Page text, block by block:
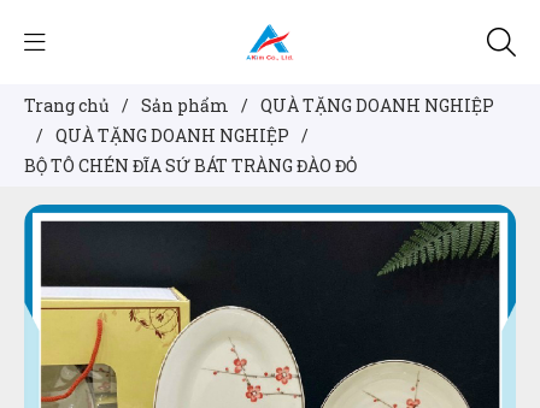
Trang chủ / Sản phẩm / QUÀ TẶNG DOANH NGHIỆP
/ QUÀ TẶNG DOANH NGHIỆP /
BỘ TÔ CHÉN ĐĨA SỨ BÁT TRÀNG ĐÀO ĐỎ